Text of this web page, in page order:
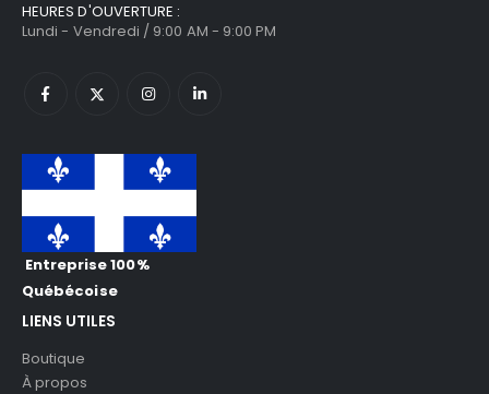
HEURES D'OUVERTURE :
Lundi - Vendredi / 9:00 AM - 9:00 PM
Entreprise 100%
Québécoise
LIENS UTILES
Boutique
À propos